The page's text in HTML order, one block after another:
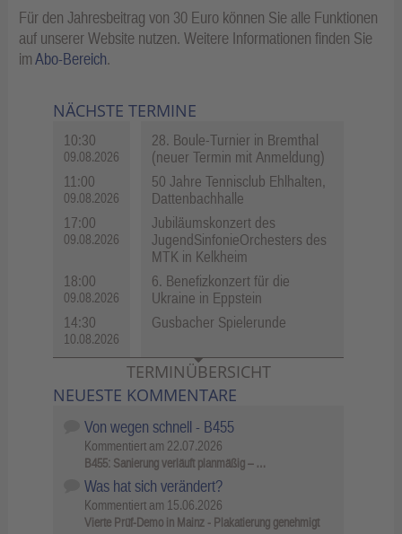
Für den Jahresbeitrag von 30 Euro können Sie alle Funktionen
auf unserer Website nutzen. Weitere Informationen finden Sie
imAbo-Bereich.
NÄCHSTE TERMINE
10:30
09.08.2026
28. Boule-Turnier in Bremthal
(neuer Termin mit Anmeldung)
11:00
09.08.2026
50 Jahre Tennisclub Ehlhalten,
Dattenbachhalle
17:00
09.08.2026
Jubiläumskonzert des
JugendSinfonieOrchesters des
MTK in Kelkheim
18:00
09.08.2026
6. Benefizkonzert für die
Ukraine in Eppstein
14:30
10.08.2026
Gusbacher Spielerunde
TERMINÜBERSICHT
NEUESTE KOMMENTARE
Von wegen schnell - B455
Kommentiert am 22.07.2026
B455: Sanierung verläuft planmäßig – …
Was hat sich verändert?
Kommentiert am 15.06.2026
Vierte Prüf-Demo in Mainz - Plakatierung genehmigt